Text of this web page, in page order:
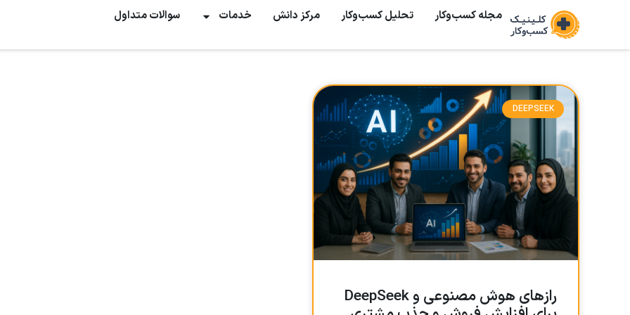
مجله کسب‌وکار تحلیل کسب‌و‌کار مرکز دانش خدمات سوالات متداول
DEEPSEEK
رازهای هوش مصنوعی و DeepSeek